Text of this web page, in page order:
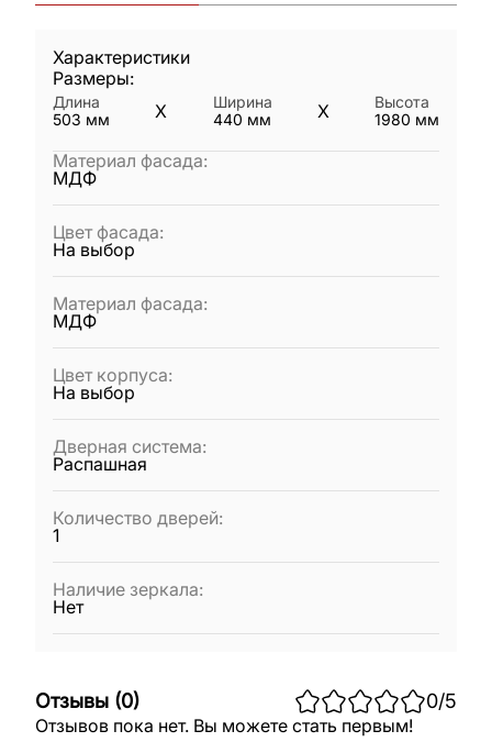
Характеристики
Размеры:
Длина
503 мм X
Ширина
440 мм X
Высота
1980 мм
Материал фасада:
МДФ
Цвет фасада:
На выбор
Материал фасада:
МДФ
Цвет корпуса:
На выбор
Дверная система:
Распашная
Количество дверей:
1
Наличие зеркала:
Нет
Отзывы (0) 0/5
Отзывов пока нет. Вы можете стать первым!